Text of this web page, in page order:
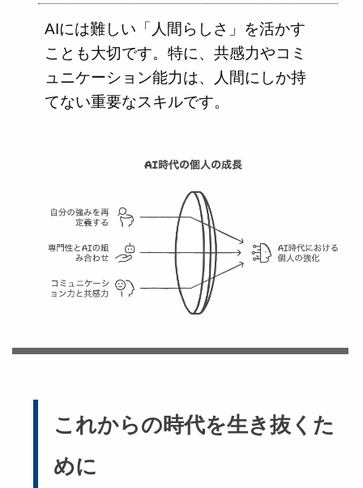
AIには難しい「人間らしさ」を活かす
ことも大切です。特に、共感力やコミ
ュニケーション能力は、人間にしか持
てない重要なスキルです。
これからの時代を生き抜くた
めに